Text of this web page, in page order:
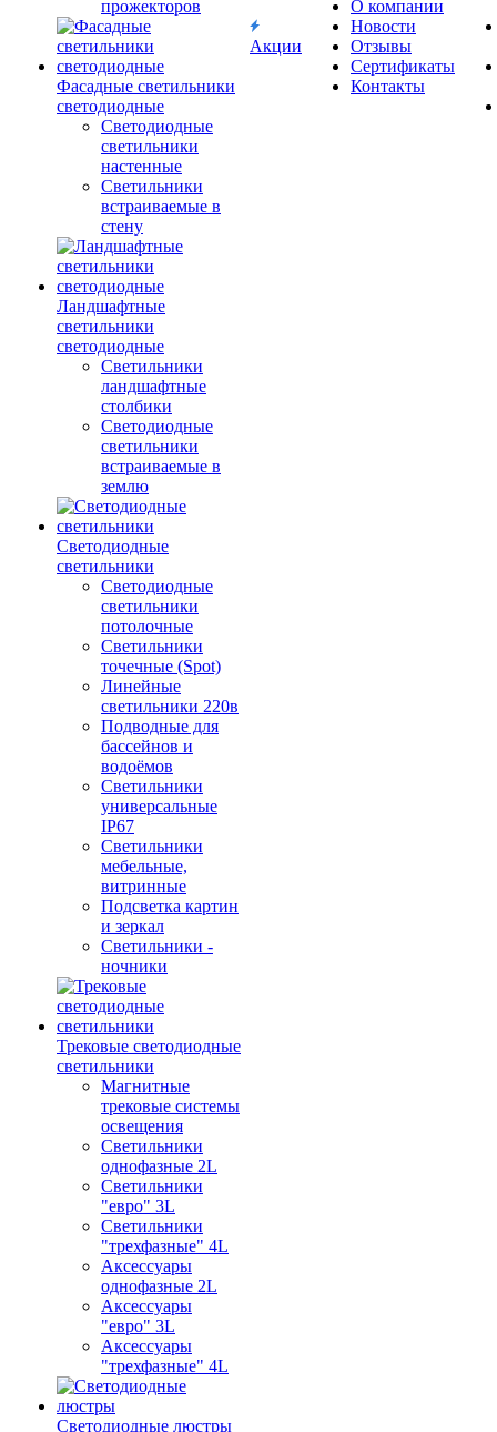
прожекторов
Фасадные светильники
светодиодные
Светодиодные
светильники
настенные
Светильники
встраиваемые в
стену
Ландшафтные
светильники
светодиодные
Светильники
ландшафтные
столбики
Светодиодные
светильники
встраиваемые в
землю
Светодиодные
светильники
Светодиодные
светильники
потолочные
Светильники
точечные (Spot)
Линейные
светильники 220в
Подводные для
бассейнов и
водоёмов
Светильники
универсальные
IP67
Светильники
мебельные,
витринные
Подсветка картин
и зеркал
Светильники -
ночники
Трековые светодиодные
светильники
Магнитные
трековые системы
освещения
Светильники
однофазные 2L
Светильники
"евро" 3L
Светильники
"трехфазные" 4L
Аксессуары
однофазные 2L
Аксессуары
"евро" 3L
Аксессуары
"трехфазные" 4L
Светодиодные люстры
Акции
О компании
Новости
Отзывы
Сертификаты
Контакты